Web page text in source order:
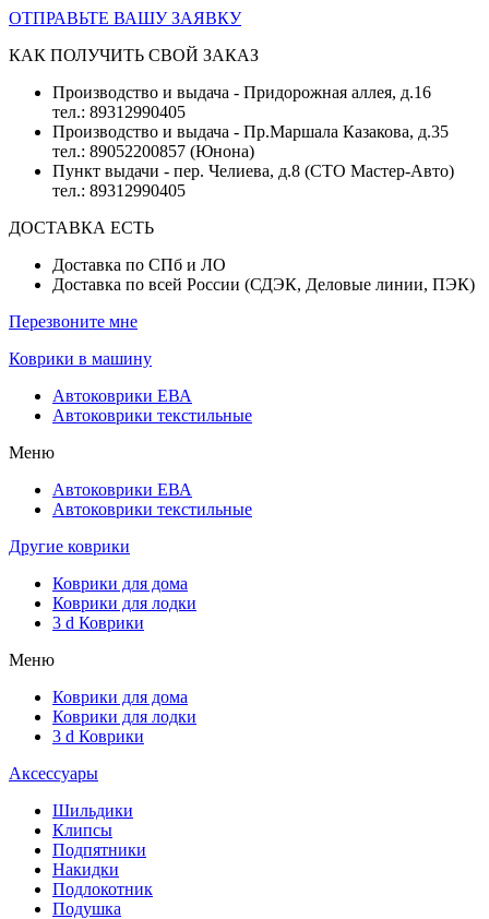
ОТПРАВЬТЕ ВАШУ ЗАЯВКУ
КАК ПОЛУЧИТЬ СВОЙ ЗАКАЗ
Производство и выдача - Придорожная аллея, д.16
тел.: 89312990405
Производство и выдача - Пр.Маршала Казакова, д.35
тел.: 89052200857 (Юнона)
Пункт выдачи - пер. Челиева, д.8 (СТО Мастер-Авто)
тел.: 89312990405
ДОСТАВКА ЕСТЬ
Доставка по СПб и ЛО
Доставка по всей России (СДЭК, Деловые линии, ПЭК)
Перезвоните мне
Коврики в машину
Автоковрики ЕВА
Автоковрики текстильные
Меню
Автоковрики ЕВА
Автоковрики текстильные
Другие коврики
Коврики для дома
Коврики для лодки
3 d Коврики
Меню
Коврики для дома
Коврики для лодки
3 d Коврики
Аксессуары
Шильдики
Клипсы
Подпятники
Накидки
Подлокотник
Подушка